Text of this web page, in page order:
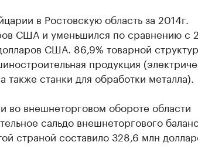
в Ростовскую область за 2014г.
США и уменьшился по сравнению с
США. 86,9% товарной
продукция
станки для обработки металла).
во внешнеторговом обороте области
сальдо внешнеторгового
страной составило 328,6 млн